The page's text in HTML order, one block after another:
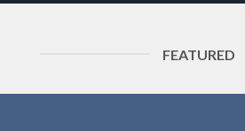
FEATURED